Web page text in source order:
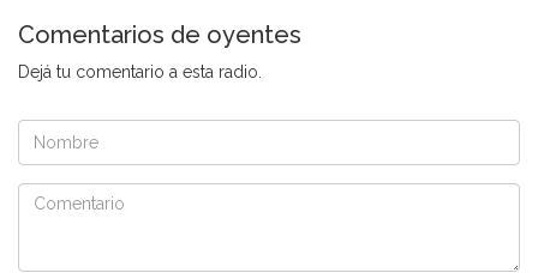
Comentarios de oyentes
Dejá tu comentario a esta radio.